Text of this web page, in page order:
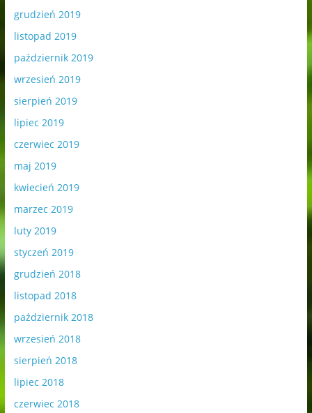
grudzień 2019
listopad 2019
październik 2019
wrzesień 2019
sierpień 2019
lipiec 2019
czerwiec 2019
maj 2019
kwiecień 2019
marzec 2019
luty 2019
styczeń 2019
grudzień 2018
listopad 2018
październik 2018
wrzesień 2018
sierpień 2018
lipiec 2018
czerwiec 2018